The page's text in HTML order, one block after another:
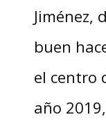
Jiménez,
buen
el centro
año